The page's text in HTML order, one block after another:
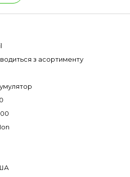
з асортименту